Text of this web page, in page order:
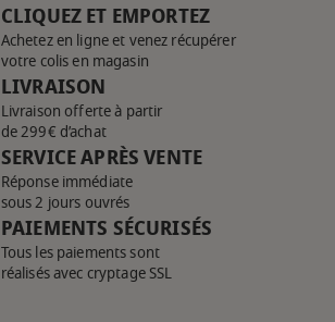
CLIQUEZ ET EMPORTEZ
Achetez en ligne et venez récupérer
votre colis en magasin
LIVRAISON
Livraison offerte à partir
de 299€ d’achat
SERVICE APRÈS VENTE
Réponse immédiate
sous 2 jours ouvrés
PAIEMENTS SÉCURISÉS
Tous les paiements sont
réalisés avec cryptage SSL